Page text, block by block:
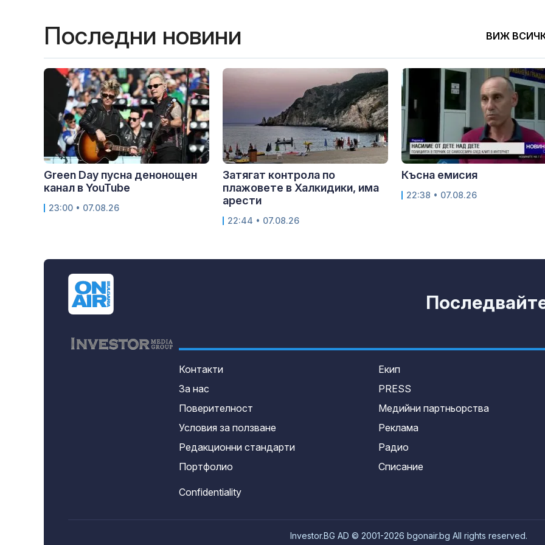
Последни новини ВИЖ
Green Day пусна денонощен
канал в YouTube
23:00 • 07.08.26
Затягат контрола по
плажовете в Халкидики, има
арести
22:44 • 07.08.26
Късна емисия
22:38 • 07.08.26
Контакти
За нас
Поверителност
Условия за ползване
Редакционни стандарти
Портфолио
Екип
PRESS
Медийни партньорства
Реклама
Радио
Списание
Confidentiality
Investor.BG AD © 2001-2026 bgonair.bg All rights reserved.